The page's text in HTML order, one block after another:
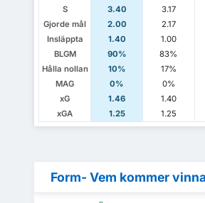
S
3.40 3.17
Gjorde mål
2.00 2.17
Insläppta
1.40 1.00
BLGM
90% 83%
Hålla nollan
10% 17%
MAG
0% 0%
xG
1.46 1.40
xGA
1.25 1.25
Form- Vem kommer